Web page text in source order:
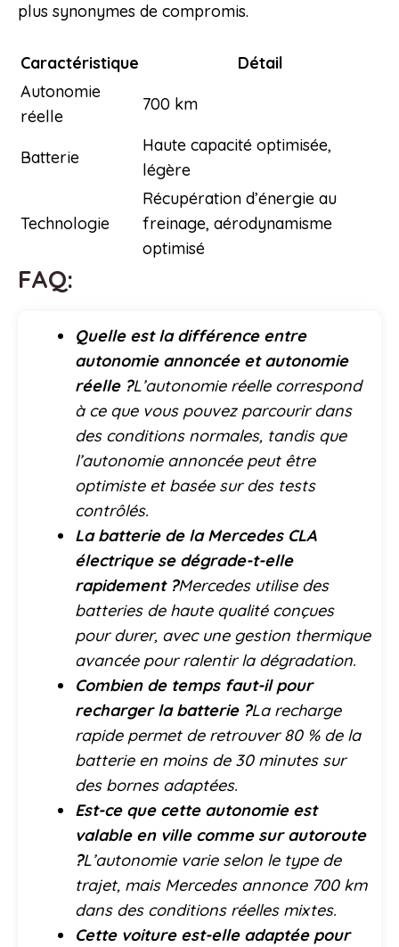
plus synonymes de compromis.
Caractéristique
Détail
Autonomie
réelle
700 km
Batterie
Haute capacité optimisée,
légère
Technologie
Récupération d’énergie au
freinage, aérodynamisme
optimisé
FAQ:
Quelle est la différence entre
autonomie annoncée et autonomie
réelle ?L’autonomie réelle correspond
à ce que vous pouvez parcourir dans
des conditions normales, tandis que
l’autonomie annoncée peut être
optimiste et basée sur des tests
contrôlés.
La batterie de la Mercedes CLA
électrique se dégrade-t-elle
rapidement ?Mercedes utilise des
batteries de haute qualité conçues
pour durer, avec une gestion thermique
avancée pour ralentir la dégradation.
Combien de temps faut-il pour
recharger la batterie ?La recharge
rapide permet de retrouver 80 % de la
batterie en moins de 30 minutes sur
des bornes adaptées.
Est-ce que cette autonomie est
valable en ville comme sur autoroute
?L’autonomie varie selon le type de
trajet, mais Mercedes annonce 700 km
dans des conditions réelles mixtes.
Cette voiture est-elle adaptée pour